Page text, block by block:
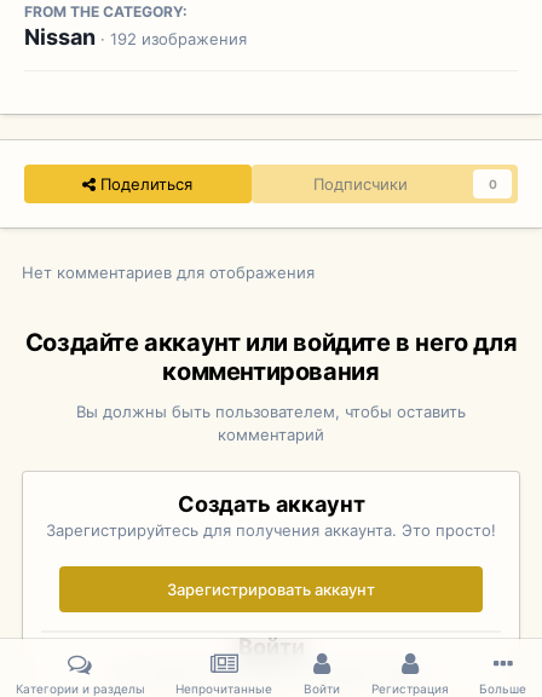
FROM THE CATEGORY:
Nissan · 192 изображения
Поделиться Подписчики 0
Нет комментариев для отображения
Создайте аккаунт или войдите в него для
комментирования
Вы должны быть пользователем, чтобы оставить
комментарий
Создать аккаунт
Зарегистрируйтесь для получения аккаунта. Это просто!
Зарегистрировать аккаунт
Войти
Уже зарегистрированы? Войдите здесь.
Категории и разделы Непрочитанные Войти Регистрация Больше